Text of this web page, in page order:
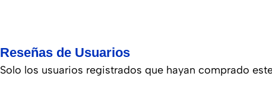
Reseñas de Usuarios
Solo los usuarios registrados que hayan comprado